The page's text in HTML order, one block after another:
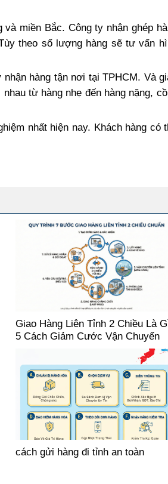
miền Bắc. Công ty nhận ghép
theo số lượng hàng sẽ tư vấn
hàng tận nơi tại TPHCM. Và
từ hàng nhẹ đến hàng nặng,
nhất hiện nay. Khách hàng có
Giao Hàng Liên Tỉnh 2 Chiều Là
5 Cách Giảm Cước Vận Chuyển
cách gửi hàng đi tỉnh an toàn